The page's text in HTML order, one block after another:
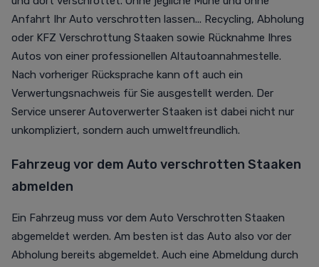
Anfahrt Ihr Auto verschrotten lassen... Recycling, Abholung
oder KFZ Verschrottung Staaken sowie Rücknahme Ihres
Autos von einer professionellen Altautoannahmestelle.
Nach vorheriger Rücksprache kann oft auch ein
Verwertungsnachweis für Sie ausgestellt werden. Der
Service unserer Autoverwerter Staaken ist dabei nicht nur
unkompliziert, sondern auch umweltfreundlich.
Fahrzeug vor dem Auto verschrotten Staaken
abmelden
Ein Fahrzeug muss vor dem Auto Verschrotten Staaken
abgemeldet werden. Am besten ist das Auto also vor der
Abholung bereits abgemeldet. Auch eine Abmeldung durch